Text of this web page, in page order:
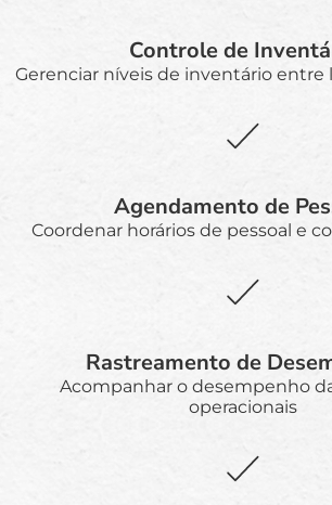
Controle de
Gerenciar níveis de inventário entre
Agendamento de
Coordenar horários de pessoal e
Rastreamento de
Acompanhar o desempenho
operacionais